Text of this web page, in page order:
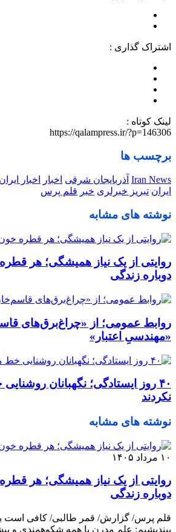
اشتراک گذاری :
لینک کوتاه :
https://qalampress.ir/?p=146306
برچسب ها
Iran News آذربایجان شرقی اخبار اخبار ایران
ایران تبریز خبرلری خبر قلم پرس
نوشته های مشابه
روایتی از یک نیاز همیشگی؛ هر
دوباره زندگی
روابط عمومی؛ از «چراغ‌برق‌های
«مهندسیِ اعتبار»
۴۰ روز ایستادگی؛ نگهبانان
نکردند
نوشته های مشابه
۱۰ مرداد ۱۴۰۵
روایتی از یک نیاز همیشگی؛ هر
دوباره زندگی
قلم پرس/ گزارش/ قمر طالبی/ کافی است
بیندیشیم: علم مدرن با همه شکوهمندی و